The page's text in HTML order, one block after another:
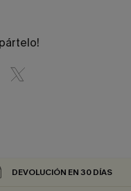
DEVOLUCIÓN EN 30 DÍAS